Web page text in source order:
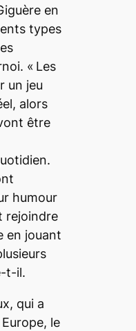
en
types
« Les
un jeu
alors
être
humour
rejoindre
en jouant
t-il.
qui a
le